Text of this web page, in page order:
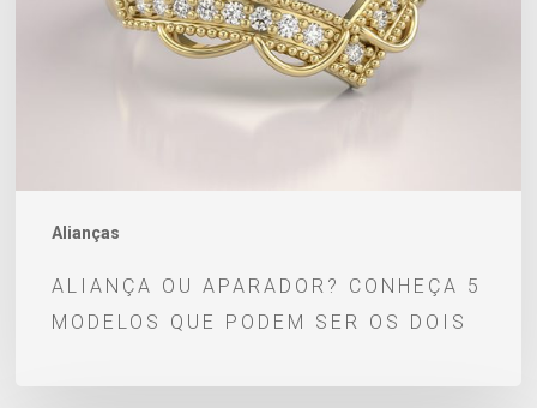
Alianças
os
ALIANÇA OU APARADOR? CONHEÇA 5
MODELOS QUE PODEM SER OS DOIS